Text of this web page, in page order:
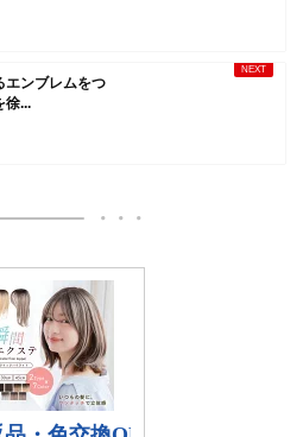
エンブレムをつ
徐...